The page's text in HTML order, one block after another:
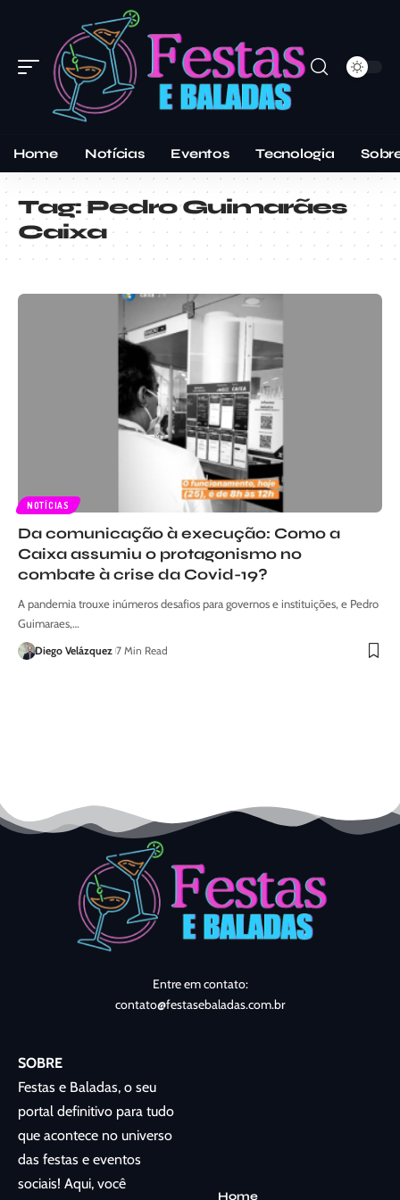
Home Notícias Eventos Tecnologia
Tag:Pedro Guimarães
Caixa
NOTÍCIAS
Da comunicação à execução: Como a
Caixa assumiu o protagonismo no
combate à crise da Covid-19?
A pandemia trouxe inúmeros desafios para governos e instituições, e Pedro
Guimaraes,…
Diego Velázquez 7 Min Read
Entre em contato:
contato@festasebaladas.com.br
SOBRE
Festas e Baladas, o seu
portal definitivo para tudo
que acontece no universo
das festas e eventos
sociais! Aqui, você
Home